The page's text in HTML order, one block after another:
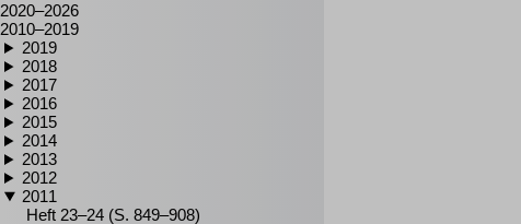
2020–2026
2010–2019
2019
2018
2017
2016
2015
2014
2013
2012
2011
Heft 23–24 (S. 849–908)